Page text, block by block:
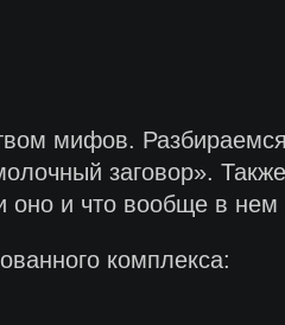
мифов.
заговор».
оно и что вообще в нем
комплекса: